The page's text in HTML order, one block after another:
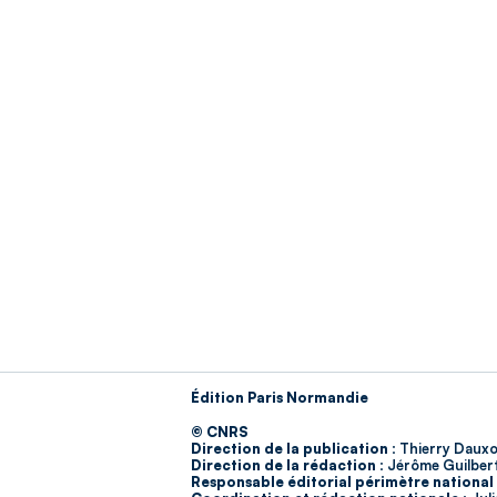
Édition Paris Normandie
© CNRS
Direction de la publication : Thierry
Direction de la rédaction : Jérôme
Responsable éditorial périmètre national